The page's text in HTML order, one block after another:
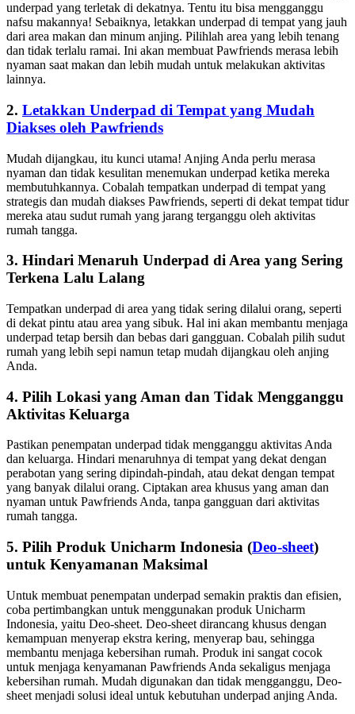
underpad yang terletak di dekatnya. Tentu itu bisa mengganggu
nafsu makannya! Sebaiknya, letakkan underpad di tempat yang jauh
dari area makan dan minum anjing. Pilihlah area yang lebih tenang
dan tidak terlalu ramai. Ini akan membuat Pawfriends merasa lebih
nyaman saat makan dan lebih mudah untuk melakukan aktivitas
lainnya.
2. Letakkan Underpad di Tempat yang Mudah
Diakses oleh Pawfriends
Mudah dijangkau, itu kunci utama! Anjing Anda perlu merasa
nyaman dan tidak kesulitan menemukan underpad ketika mereka
membutuhkannya. Cobalah tempatkan underpad di tempat yang
strategis dan mudah diakses Pawfriends, seperti di dekat tempat tidur
mereka atau sudut rumah yang jarang terganggu oleh aktivitas
rumah tangga.
3. Hindari Menaruh Underpad di Area yang Sering
Terkena Lalu Lalang
Tempatkan underpad di area yang tidak sering dilalui orang, seperti
di dekat pintu atau area yang sibuk. Hal ini akan membantu menjaga
underpad tetap bersih dan bebas dari gangguan. Cobalah pilih sudut
rumah yang lebih sepi namun tetap mudah dijangkau oleh anjing
Anda.
4. Pilih Lokasi yang Aman dan Tidak Mengganggu
Aktivitas Keluarga
Pastikan penempatan underpad tidak mengganggu aktivitas Anda
dan keluarga. Hindari menaruhnya di tempat yang dekat dengan
perabotan yang sering dipindah-pindah, atau dekat dengan tempat
yang banyak dilalui orang. Ciptakan area khusus yang aman dan
nyaman untuk Pawfriends Anda, tanpa gangguan dari aktivitas
rumah tangga.
5. Pilih Produk Unicharm Indonesia (Deo-sheet)
untuk Kenyamanan Maksimal
Untuk membuat penempatan underpad semakin praktis dan efisien,
coba pertimbangkan untuk menggunakan produk Unicharm
Indonesia, yaitu Deo-sheet. Deo-sheet dirancang khusus dengan
kemampuan menyerap ekstra kering, menyerap bau, sehingga
membantu menjaga kebersihan rumah. Produk ini sangat cocok
untuk menjaga kenyamanan Pawfriends Anda sekaligus menjaga
kebersihan rumah. Mudah digunakan dan tidak mengganggu, Deo-
sheet menjadi solusi ideal untuk kebutuhan underpad anjing Anda.